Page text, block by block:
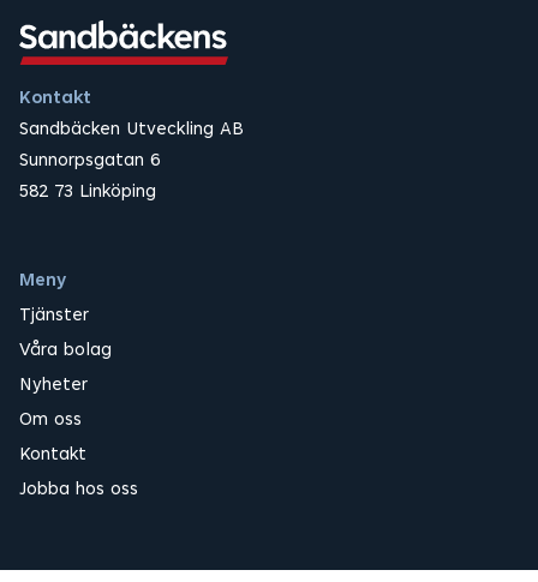
Kontakt
Sandbäcken Utveckling AB
Sunnorpsgatan 6
582 73 Linköping
Meny
Tjänster
Våra bolag
Nyheter
Om oss
Kontakt
Jobba hos oss